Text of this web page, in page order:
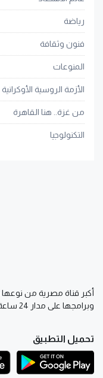
رياضة
فنون وثقافة
المنوعات
الأزمة الروسية الأوكرانية
من غزة.. هنا القاهرة
التكنولوجيا
أكبر قناة مصرية من نوعها
وبرامجها على مدار 24 ساعة
تحميل التطبيق